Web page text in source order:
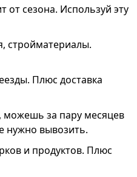
от сезона. Используй эту
стройматериалы.
Плюс доставка
можешь за пару месяцев
нужно вывозить.
и продуктов. Плюс